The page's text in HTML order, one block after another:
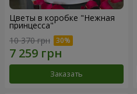
Цветы в коробке "Нежная
принцесса"
10 370 грн
Заказать